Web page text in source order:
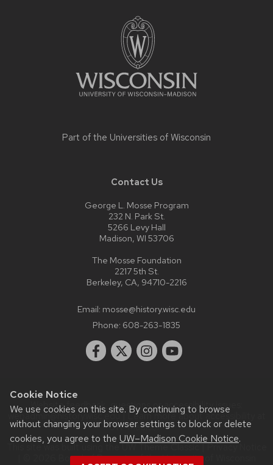
Cookie Notice
We use cookies on this site. By continuing to browse
without changing your browser settings to block or delete
cookies, you agree to the UW–Madison Cookie Notice.
Part of the Universities of Wisconsin
Contact Us
George L. Mosse Program
232 N. Park St.
5266 Levy Hall
Madison, WI 53706
The Mosse Foundation
2217 5th St.
Berkeley, CA, 94710-2216
Email: mosse@history.wisc.edu
Phone: 608-263-1835
Website feedback, questions or accessibility issues:
webadmin@history.wisc.edu| Learn more aboutaccessibility at
UW–Madison.
This site was built using theUW Theme Classic|Privacy Notice
| © 2026 Board of Regents of theUniversity of Wisconsin